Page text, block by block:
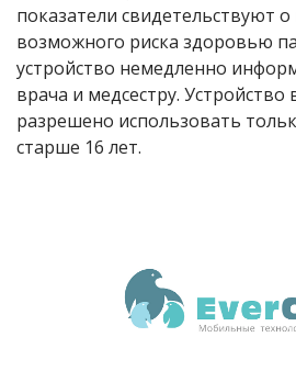
показатели свидетельствуют
возможного риска здоровью
устройство немедленно
врача и медсестру.
разрешено использовать
старше 16 лет.